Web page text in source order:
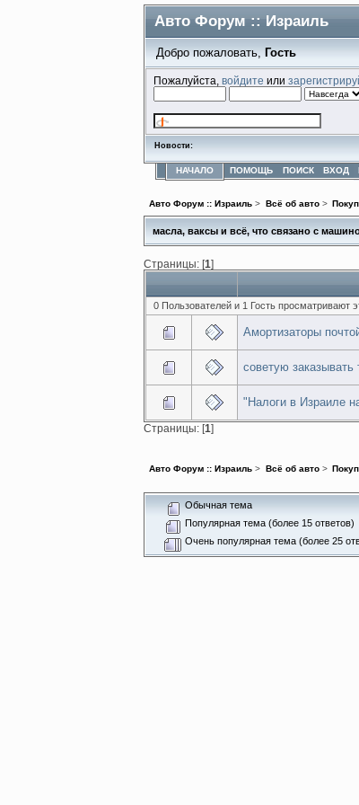
Авто Форум :: Израиль
Добро пожаловать, Гость
Пожалуйста,войдите или
Новости:
НАЧАЛО ПОМОЩЬ ПОИСК ВХОД
Авто Форум :: Израиль > Всё об авто>
масла, ваксы и всё, что связано с
Страницы: [1]
0 Пользователей и 1 Гость просматривают
Амортизаторы
советую заказывать
"Налоги в Израиле
Страницы: [1]
Авто Форум :: Израиль > Всё об авто>
Обычная тема
Популярная тема (более 15 ответов)
Очень популярная тема (более 25